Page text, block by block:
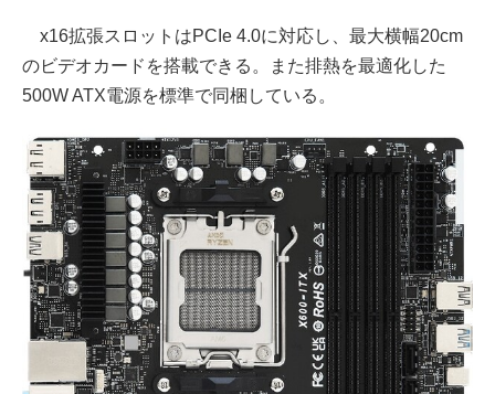
x16拡張スロットはPCIe 4.0に対応し、最大横幅20cm
のビデオカードを搭載できる。また排熱を最適化した
500W ATX電源を標準で同梱している。